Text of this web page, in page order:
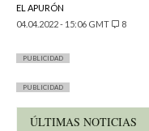
EL APURÓN
04.04.2022 - 15:06 GMT
8
PUBLICIDAD
PUBLICIDAD
ÚLTIMAS NOTICIAS